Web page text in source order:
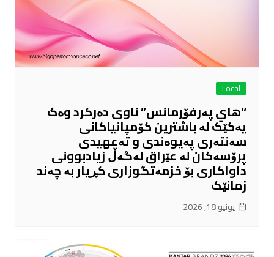
Local
“هاي پەرفۆرمانس” ناوی دەرکرد وەک
یەکێک لە باشترین کۆمپانیاکانی
سەنتەری پەیوەندی و تەعهیدی
پرۆسەکان لە عێراق لەگەڵ زیادبوونی
داواکاری بۆ خزمەتگوزاری کڕیار بە چەند
زمانێک
يونيو 18, 2026